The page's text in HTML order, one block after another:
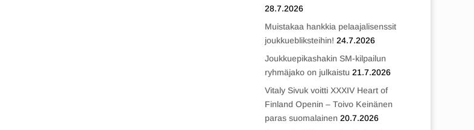
28.7.2026
Muistakaa hankkia pelaajalisenssit
joukkuebliksteihin! 24.7.2026
Joukkuepikashakin SM-kilpailun
ryhmäjako on julkaistu 21.7.2026
Vitaly Sivuk voitti XXXIV Heart of
Finland Openin – Toivo Keinänen
paras suomalainen 20.7.2026